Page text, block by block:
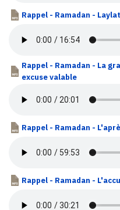
Rappel - Ramadan -
Rappel - Ramadan - La
excuse valable
Rappel - Ramadan -
Rappel - Ramadan -